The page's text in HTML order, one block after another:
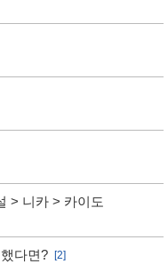
> 니카 > 카이도
다면?
[2]